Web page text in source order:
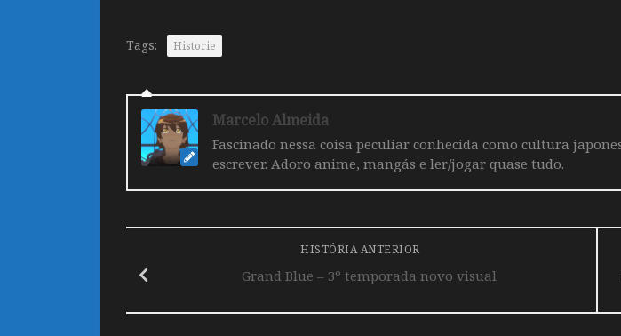
Tags: Historie
Marcelo Almeida
Fascinado nessa coisa peculiar conhecida como cultura
escrever. Adoro anime, mangás e ler/jogar quase tudo.
HISTÓRIA ANTERIOR
Grand Blue – 3º temporada novo visual